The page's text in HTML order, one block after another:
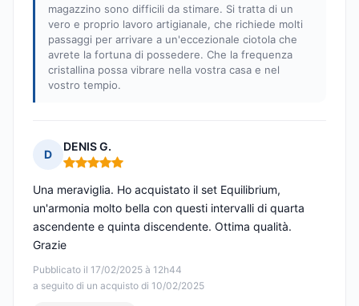
magazzino sono difficili da stimare. Si tratta di un
vero e proprio lavoro artigianale, che richiede molti
passaggi per arrivare a un'eccezionale ciotola che
avrete la fortuna di possedere. Che la frequenza
cristallina possa vibrare nella vostra casa e nel
vostro tempio.
D
DENIS G.
Nota: 5 su 5
Pubblicato il 17/02/2025 à 12h44
a seguito di un acquisto di 10/02/2025
Una meraviglia. Ho acquistato il set Equilibrium,
un'armonia molto bella con questi intervalli di quarta
ascendente e quinta discendente. Ottima qualità.
Grazie